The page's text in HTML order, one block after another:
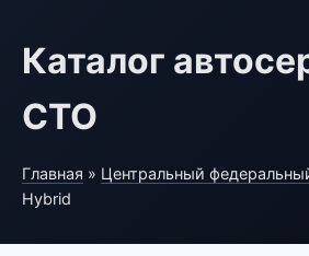
Каталог
СТО
Главная » Центральный
Hybrid